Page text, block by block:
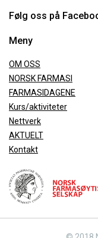
Følg oss på
Meny
OM OSS
NORSK FARMASI
FARMASIDAGENE
Kurs/aktiviteter
Nettverk
AKTUELT
Kontakt